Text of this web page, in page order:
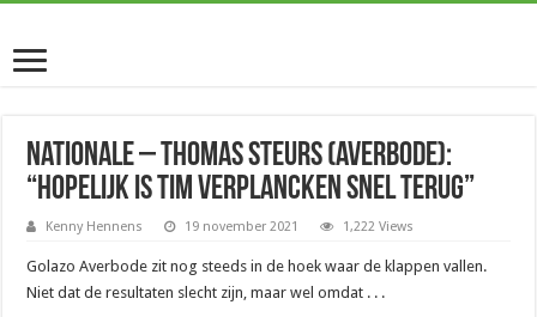
Nationale – Thomas Steurs (Averbode):
“Hopelijk is Tim Verplancken snel terug”
Kenny Hennens 19 november 2021 1,222 Views
Golazo Averbode zit nog steeds in de hoek waar de klappen vallen.
Niet dat de resultaten slecht zijn, maar wel omdat . . .